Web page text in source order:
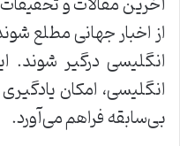
از اخبار جهانی مطلع
انگلیسی درگیر شوند.
انگلیسی، امکان
بی‌سابقه فراهم می‌آورد.